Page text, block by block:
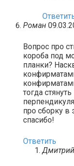
Роман
Вопрос про
короба под
планки?
тогда
про сборку в
спасибо!
Ответить